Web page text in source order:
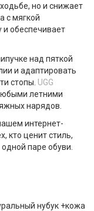
но и снижает
с мягкой
и обеспечивает
над пяткой
и адаптировать
стопы. UGG
летними
нарядов.
интернет-
кто ценит стиль,
паре обуви.
нубук +кожа